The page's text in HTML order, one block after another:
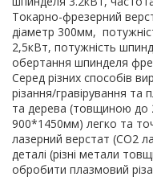
Токарно-фрезерний
діаметр 300мм,
2,5кВт, потужність
обертання шпинделя
Серед різних способів
різання/гравірування та
та дерева (товщиною
900*1450мм) легко та
лазерний верстат (СО2
деталі (різні метали
обробити плазмовий